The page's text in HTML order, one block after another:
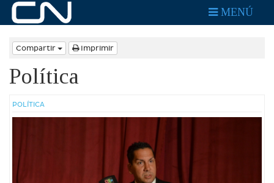
MENÚ
Compartir Imprimir
Polí­tica
POLÍ­TICA